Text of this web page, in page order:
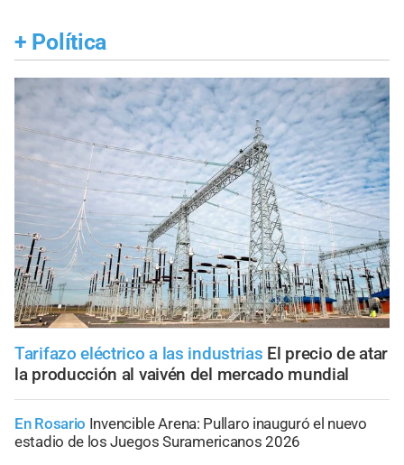
+ Política
Tarifazo eléctrico a las industrias El precio de atar
la producción al vaivén del mercado mundial
En Rosario Invencible Arena: Pullaro inauguró el nuevo
estadio de los Juegos Suramericanos 2026